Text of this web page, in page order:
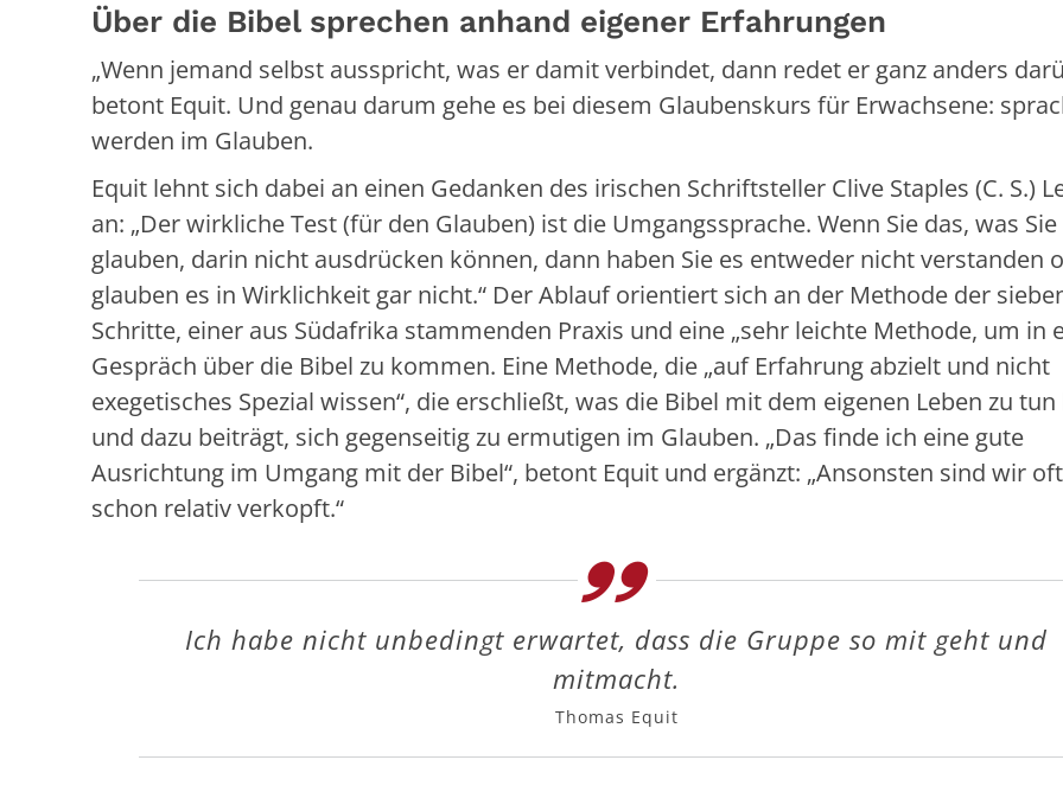
Über die Bibel sprechen anhand eigener Erfahrungen
„Wenn jemand selbst ausspricht, was er damit verbindet, dann redet er ganz anders
betont Equit. Und genau darum gehe es bei diesem Glaubenskurs für Erwachsene:
werden im Glauben.
Equit lehnt sich dabei an einen Gedanken des irischen Schriftsteller Clive Staples (C. S.)
an: „Der wirkliche Test (für den Glauben) ist die Umgangssprache. Wenn Sie das, was Sie
glauben, darin nicht ausdrücken können, dann haben Sie es entweder nicht verstanden
glauben es in Wirklichkeit gar nicht.“ Der Ablauf orientiert sich an der Methode der
Schritte, einer aus Südafrika stammenden Praxis und eine „sehr leichte Methode, um in
Gespräch über die Bibel zu kommen. Eine Methode, die „auf Erfahrung abzielt und nicht
exegetisches Spezial wissen“, die erschließt, was die Bibel mit dem eigenen Leben zu
und dazu beiträgt, sich gegenseitig zu ermutigen im Glauben. „Das finde ich eine gute
Ausrichtung im Umgang mit der Bibel“, betont Equit und ergänzt: „Ansonsten sind wir
schon relativ verkopft.“
Ich habe nicht unbedingt erwartet, dass die Gruppe so mit geht und
mitmacht.
Thomas Equit